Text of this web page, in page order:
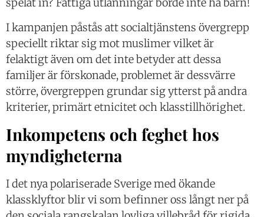
spelat in? Fattiga utlänningar borde inte ha barn!
I kampanjen påstås att socialtjänstens övergrepp
speciellt riktar sig mot muslimer vilket är
felaktigt även om det inte betyder att dessa
familjer är förskonade, problemet är dessvärre
större, övergreppen grundar sig ytterst på andra
kriterier, primärt etnicitet och klasstillhörighet.
Inkompetens och feghet hos
myndigheterna
I det nya polariserade Sverige med ökande
klassklyftor blir vi som befinner oss långt ner på